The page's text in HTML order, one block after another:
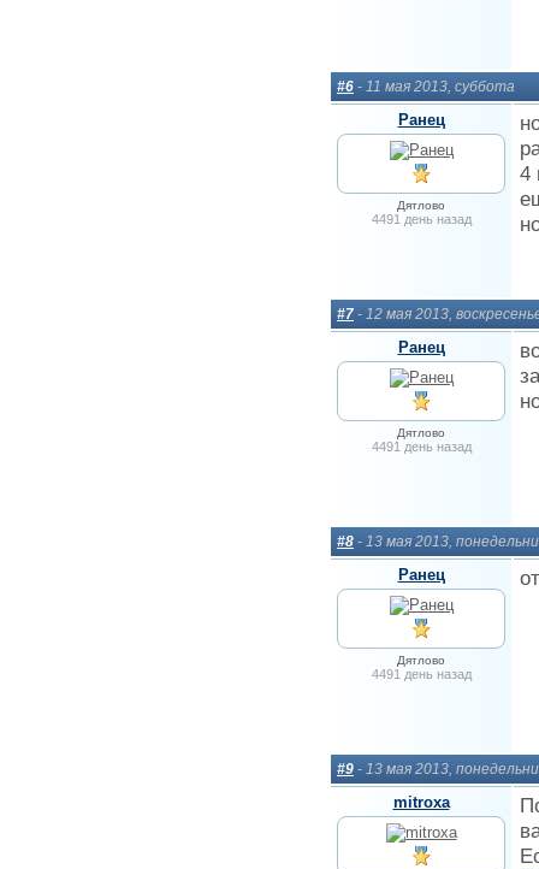
#6 - 11 мая 2013, суббота
Ранец
Дятлово
4491 день назад
4
#7 - 12 мая 2013,
Ранец
Дятлово
4491 день назад
#8 - 13 мая 2013,
Ранец
Дятлово
4491 день назад
#9 - 13 мая 2013,
mitroxa